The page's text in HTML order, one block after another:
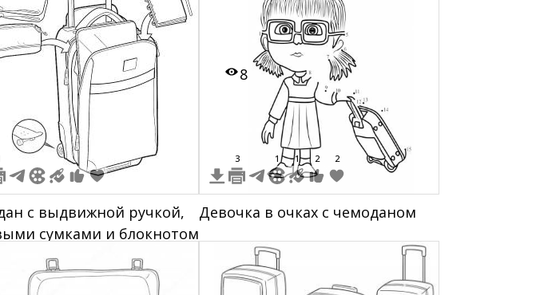
грузовыми тележками и
багажом
с выдвижной ручкой,
сумками и блокнотом
8
3 1 1 2 2
Девочка в очках с чемоданом